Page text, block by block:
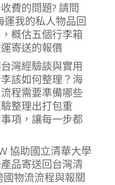
費的問題? 請問
運我的私人物品回
概估五個行李箱
寄送的報價
灣經驗談與實用
該如何整理？海
程需要準備哪些
整理出打包重
項，讓每一步都
協助國立清華大學
品寄送回台灣清
物流流程與報關